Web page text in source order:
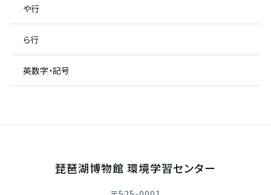
や行
ら行
英数字・記号
琵琶湖博物館 環境学習センター